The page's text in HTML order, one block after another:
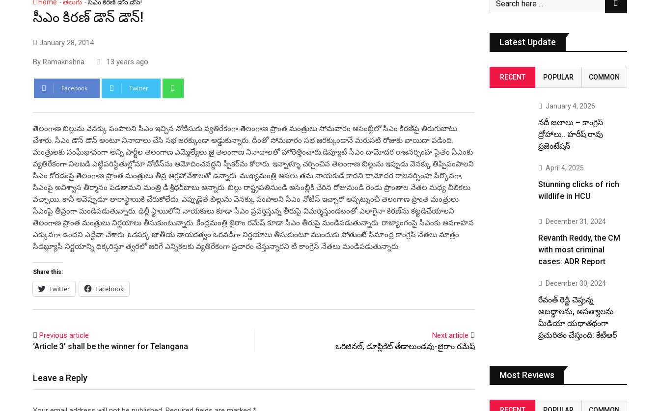
Home -తెలుగు -సీఎం కిరణ్ డౌన్ డౌన్!
సీఎం కిరణ్ డౌన్ డౌన్!
January 28, 2014
By Ramakrishna 13 years ago
Facebook Twitter
తెలంగాణ బిల్లును వెనక్కు పంపాలని సీఎం ఇచ్చిన నోటీసుకు వ్యతిరేకంగా తెలంగాణ ప్రాంత మంత్రులు సోమవారం అసెంబ్లీలో సీఎం కిరణ్‌పై తిరుగుబాటు
చేశారు. సీఎం డౌన్ డౌన్ అంటూ నినాదాలు చేసి సభ జరక్కుండా అడ్డుకున్నారు. దీంతో సోమవారం సభ జరక్కుండానే మరుసటి రోజుకు వాయిదా పడింది.
మంత్రులకు సంఘీభావంగా అన్ని పార్టీల తెలంగాణ ఎమ్మెల్యేలు జై తెలంగాణ నినాదాలతో హోరెత్తించారు.డిప్యూటీ సీఎం దామోదర రాజనర్సింహ సైతం సీఎంకు
వ్యతిరేకంగా నిలబడి ఎట్టిపరిస్థితుల్లోనూ నోటీస్‌ను ఆమోదించవద్దని స్పీకర్‌ను కోరారు. ఇన్నాళ్ళూ చర్చించిన తెలంగాణ బిల్లును ఇప్పుడు వెనక్కు తిప్పిపంపాలని
సీఎం కోరడంపై తెలంగాణ ప్రాంత మంత్రులు తీవ్ర ఆగ్రహావేశాలతో ఉన్నారు. ముఖ్యమంత్రి అసలు తమ నాయకుడే కాదని దామోదర రాజనర్సింహ పేర్కొనగా,
సీఎంపై అవిశ్వాస తీర్మానం పెడతామని మంత్రి డీ.శ్రీధర్‌బాబు అన్నారు. బిల్లు రాష్ట్రపతినుండి అసెంబ్లీకి చేరిన రోజునుండి రెండు ప్రాంతాల నేతల మధ్య చీలికలు
వచ్చాయి. కానీ అవెప్పుడూ తారాస్థాయికి చేరుకోలేదు. ఎప్పుడైతే బిల్లును వెనక్కు పంపాలని సీఎం నోటీస్ ఇచ్చారో అప్పట్నుంచీ తెలంగాణ ప్రాంత మంత్రులు
సీఎంపై తీవ్రంగా మండిపడుతున్నారు. ఢిల్లీ స్థాయిలోని నాయకులు కూడా సీఎం ప్రవర్తిస్తున్న తీరుపై విమర్శిస్తుండటంతో ఎలాగైనా కిరణ్‌ను కట్టడిచేయాలని
తెలంగాణ ప్రాంత మంత్రులు నిర్ణయాలు తీసుకుంటున్నారు. కేంద్రమంత్రి జైరాం రమేష్ కూడా సీఎం తీరుపై మండిపడుతున్నారు. రాజ్యాంగంపై సీఎంకు అవగాహన
ఎక్కువగా ఉందని ఎద్దేవా చేశారు. ఒకపక్క జాతీయ నాయకత్వం ఒరవడిగా నిర్ణయాలు తీసుకుంటూ ముందుకు పోతుంటే సీమాంధ్ర కాంగ్రెస్ నేతలు మాత్రం
సీడబ్ల్యూసీ నిర్ణయాన్ని ధిక్కరిస్తూ త్వరలో జరిగే ఎన్నికలకు వ్యతిరేకంగా ప్రచారం చేస్తున్నారని టీ కాంగ్రెస్ నేతలు మండిపడుతున్నారు.
Share this:
Twitter Facebook
Previous article
‘Article 3’ shall be the winner for Telangana
Next article
ఒరిజినల్, డూప్లికేట్ తేడాలుండవు-జైరాం రమేష్
Leave a Reply
Latest Update
RECENT POPULAR COMMON
January 4, 2026
నదీ జలాలు – కాంగ్రెస్
ద్రోహాలు.. హరీష్ రావు
ప్రజెంటేషన్
April 4, 2025
Stunning clicks of rich
wildlife in HCU
December 31, 2024
Revanth Reddy, the CM
with most criminal
cases: ADR Report
December 30, 2024
రేవంత్ రెడ్డి చెప్తున్న
అబద్ధాలను, అసత్యాలను
మీడియా యథాతథంగా
ప్రచురితం చేస్తుంది: కేటీఆర్
Most Reviews